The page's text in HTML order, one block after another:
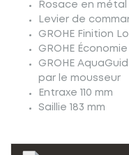
Rosace en métal
Levier de
GROHE Finition
GROHE
GROHE
par le mousseur
Entraxe 110 mm
Saillie 183 mm